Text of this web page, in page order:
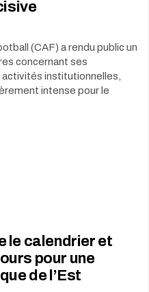
(CAF) a rendu public un
concernant ses
institutionnelles,
intense pour le
le calendrier et
pour une
de l’Est